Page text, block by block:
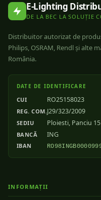
E-Lighting
DE LA BEC LA SOLUȚIE
Distribuitor autorizat de
Philips, OSRAM, Rendl și alte
România.
DATE DE IDENTIFICARE
CUI RO25158023
REG. COM.J29/323/2009
SEDIU Ploiesti, Panciu 15
BANCĂ ING
IBAN
INFORMAȚII